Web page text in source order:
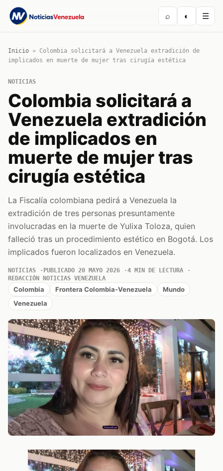
⌕ ◐ ☰
Inicio » Colombia solicitará a Venezuela extradición de
implicados en muerte de mujer tras cirugía estética
NOTICIAS
Colombia solicitará a
Venezuela extradición
de implicados en
muerte de mujer tras
cirugía estética
La Fiscalía colombiana pedirá a Venezuela la
extradición de tres personas presuntamente
involucradas en la muerte de Yulixa Toloza, quien
falleció tras un procedimiento estético en Bogotá. Los
implicados fueron localizados en Venezuela.
NOTICIAS PUBLICADO 20 MAYO 2026
4 MIN DE LECTURA
REDACCIÓN NOTICIAS VENEZUELA
Colombia Frontera Colombia-Venezuela
Mundo
Venezuela